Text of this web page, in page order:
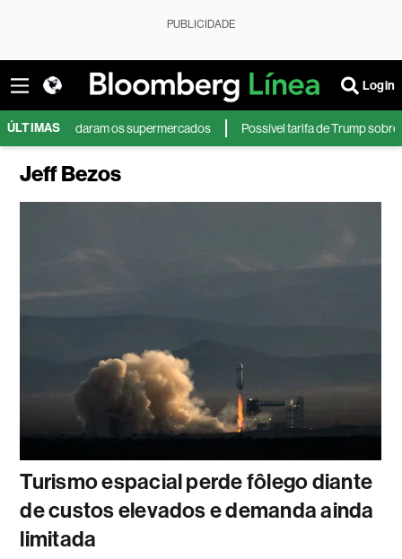
PUBLICIDADE
Login
ÚLTIMASos supermercados Possível tarifa de Trump sobre genéricos
Jeff Bezos
Turismo espacial perde fôlego diante
de custos elevados e demanda ainda
limitada